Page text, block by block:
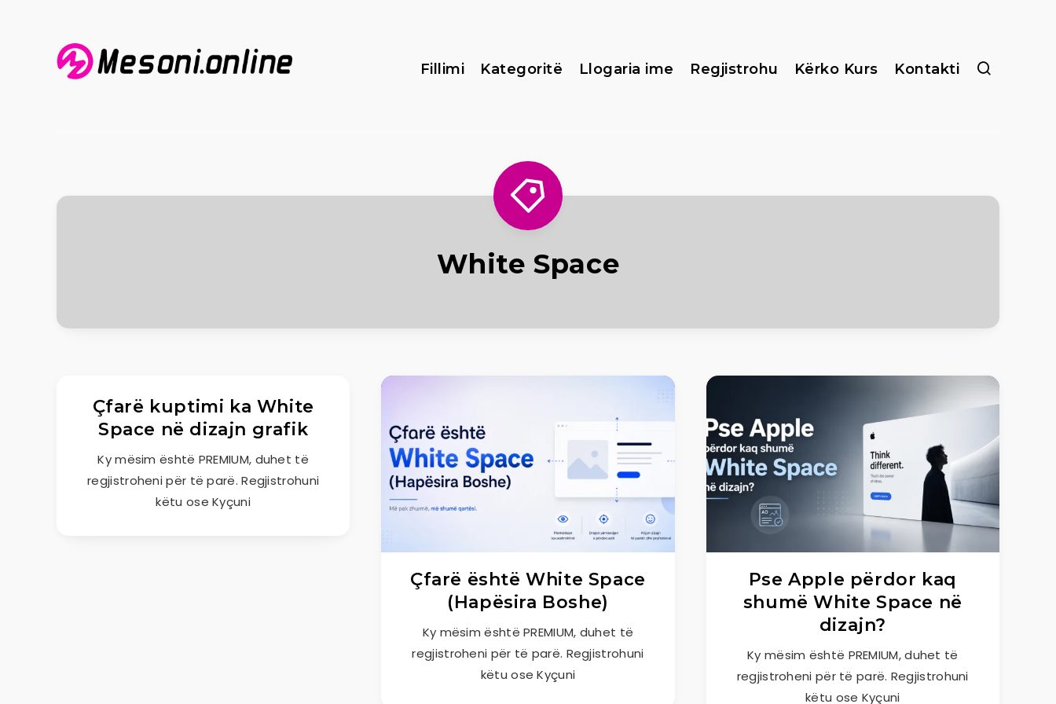
Fillimi Kategoritë Llogaria ime Regjistrohu Kërko Kurs Kontakti
White Space
Çfarë kuptimi ka White
Space në dizajn grafik
Ky mësim është PREMIUM, duhet të
regjistroheni për të parë. Regjistrohuni
këtu ose Kyçuni
Çfarë është White Space
(Hapësira Boshe)
Ky mësim është PREMIUM, duhet të
regjistroheni për të parë. Regjistrohuni
këtu ose Kyçuni
Pse Apple përdor kaq
shumë White Space në
dizajn?
Ky mësim është PREMIUM, duhet të
regjistroheni për të parë. Regjistrohuni
këtu ose Kyçuni